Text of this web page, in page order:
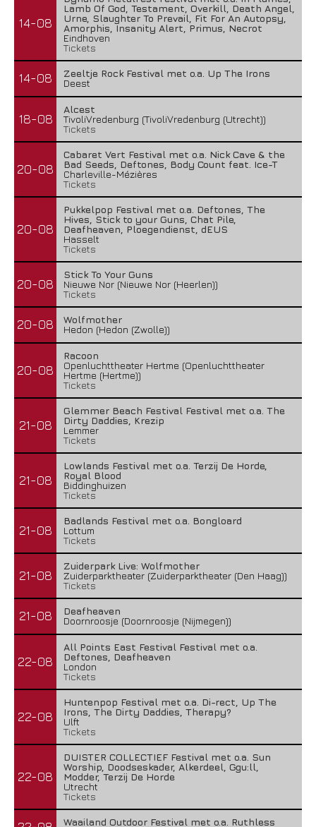
14-08
Lamb Of God, Testament, Overkill, Death Angel,
Urne, Slaughter To Prevail, Fit For An Autopsy,
Amorphis, Insanity Alert, Primus, Necrot
Eindhoven
Tickets
14-08
Zeeltje Rock Festival met o.a. Up The Irons
Deest
18-08
Alcest
TivoliVredenburg (TivoliVredenburg (Utrecht))
Tickets
20-08
Cabaret Vert Festival met o.a. Nick Cave & the
Bad Seeds, Deftones, Body Count feat. Ice-T
Charleville-Mézières
Tickets
20-08
Pukkelpop Festival met o.a. Deftones, The
Hives, Stick to your Guns, Chat Pile,
Deafheaven, Ploegendienst, dEUS
Hasselt
Tickets
20-08
Stick To Your Guns
Nieuwe Nor (Nieuwe Nor (Heerlen))
Tickets
20-08
Wolfmother
Hedon (Hedon (Zwolle))
20-08
Racoon
Openluchttheater Hertme (Openluchttheater
Hertme (Hertme))
Tickets
21-08
Glemmer Beach Festival Festival met o.a. The
Dirty Daddies, Krezip
Lemmer
Tickets
21-08
Lowlands Festival met o.a. Terzij De Horde,
Royal Blood
Biddinghuizen
Tickets
21-08
Badlands Festival met o.a. Bongloard
Lottum
Tickets
21-08
Zuiderpark Live: Wolfmother
Zuiderparktheater (Zuiderparktheater (Den Haag))
Tickets
21-08
Deafheaven
Doornroosje (Doornroosje (Nijmegen))
22-08
All Points East Festival Festival met o.a.
Deftones, Deafheaven
London
Tickets
22-08
Huntenpop Festival met o.a. Di-rect, Up The
Irons, The Dirty Daddies, Therapy?
Ulft
Tickets
22-08
DUISTER COLLECTIEF Festival met o.a. Sun
Worship, Doodseskader, Alkerdeel, Ggu:ll,
Modder, Terzij De Horde
Utrecht
Tickets
Waailand Outdoor Festival met o.a. Ruthless